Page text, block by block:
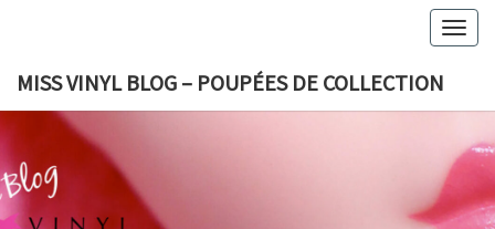
content
MISS VINYL BLOG – POUPÉES DE COLLECTION